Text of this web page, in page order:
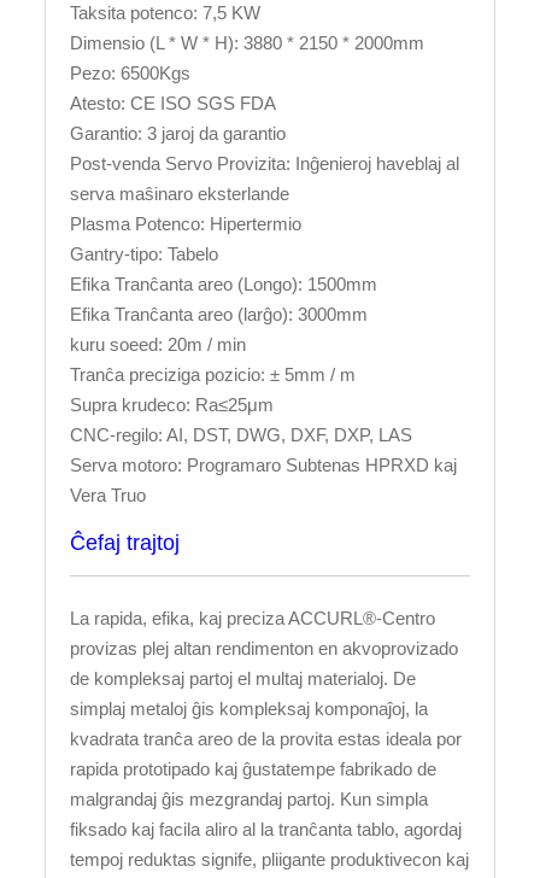
Taksita potenco: 7,5 KW
Dimensio (L * W * H): 3880 * 2150 * 2000mm
Pezo: 6500Kgs
Atesto: CE ISO SGS FDA
Garantio: 3 jaroj da garantio
Post-venda Servo Provizita: Inĝenieroj haveblaj al
serva maŝinaro eksterlande
Plasma Potenco: Hipertermio
Gantry-tipo: Tabelo
Efika Tranĉanta areo (Longo): 1500mm
Efika Tranĉanta areo (larĝo): 3000mm
kuru soeed: 20m / min
Tranĉa preciziga pozicio: ± 5mm / m
Supra krudeco: Ra≤25μm
CNC-regilo: AI, DST, DWG, DXF, DXP, LAS
Serva motoro: Programaro Subtenas HPRXD kaj
Vera Truo
Ĉefaj trajtoj
La rapida, efika, kaj preciza ACCURL®-Centro
provizas plej altan rendimenton en akvoprovizado
de kompleksaj partoj el multaj materialoj. De
simplaj metaloj ĝis kompleksaj komponaĵoj, la
kvadrata tranĉa areo de la provita estas ideala por
rapida prototipado kaj ĝustatempe fabrikado de
malgrandaj ĝis mezgrandaj partoj. Kun simpla
fiksado kaj facila aliro al la tranĉanta tablo, agordaj
tempoj reduktas signife, pliigante produktivecon kaj